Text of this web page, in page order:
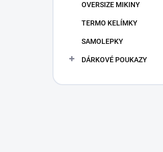
OVERSIZE MIKINY
TERMO KELÍMKY
SAMOLEPKY
DÁRKOVÉ POUKAZY